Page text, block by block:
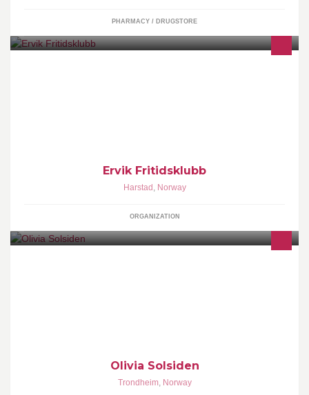
PHARMACY / DRUGSTORE
Ervik Fritidsklubb
Harstad , Norway
ORGANIZATION
Olivia Solsiden
Trondheim, Norway